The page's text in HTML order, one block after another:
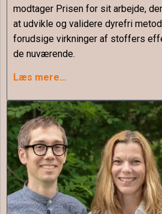
modtager Prisen for sit arbejde,
at udvikle og validere dyrefri
forudsige virkninger af stoffers
de nuværende.
Læs mere…